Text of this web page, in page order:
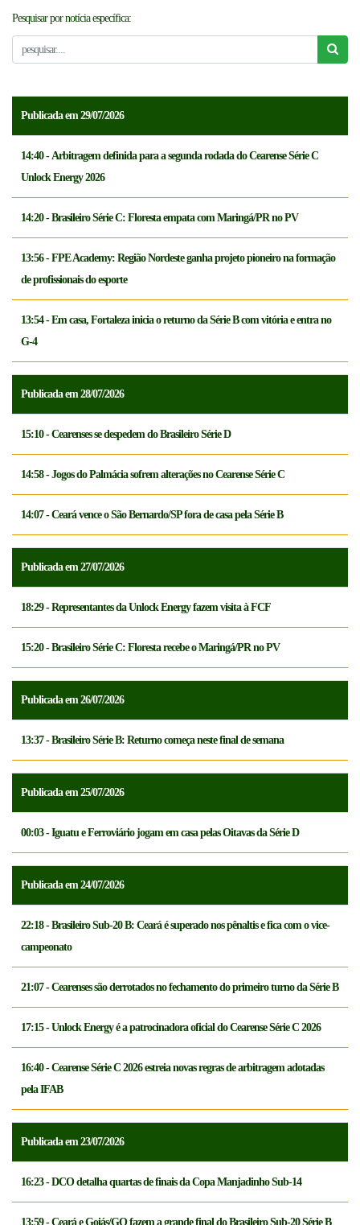
NOTICÍAS
CREDENCIAMENTO
Pesquisar por notícia específica:
Publicada em 29/07/2026
14:40 - Arbitragem definida para a segunda rodada do Cearense Série C
Unlock Energy 2026
14:20 - Brasileiro Série C: Floresta empata com Maringá/PR no PV
13:56 - FPE Academy: Região Nordeste ganha projeto pioneiro na formação
de profissionais do esporte
13:54 - Em casa, Fortaleza inicia o returno da Série B com vitória e entra no
G-4
Publicada em 28/07/2026
15:10 - Cearenses se despedem do Brasileiro Série D
14:58 - Jogos do Palmácia sofrem alterações no Cearense Série C
14:07 - Ceará vence o São Bernardo/SP fora de casa pela Série B
Publicada em 27/07/2026
18:29 - Representantes da Unlock Energy fazem visita à FCF
15:20 - Brasileiro Série C: Floresta recebe o Maringá/PR no PV
Publicada em 26/07/2026
13:37 - Brasileiro Série B: Returno começa neste final de semana
Publicada em 25/07/2026
00:03 - Iguatu e Ferroviário jogam em casa pelas Oitavas da Série D
Publicada em 24/07/2026
22:18 - Brasileiro Sub-20 B: Ceará é superado nos pênaltis e fica com o vice-
campeonato
21:07 - Cearenses são derrotados no fechamento do primeiro turno da Série B
17:15 - Unlock Energy é a patrocinadora oficial do Cearense Série C 2026
16:40 - Cearense Série C 2026 estreia novas regras de arbitragem adotadas
pela IFAB
Publicada em 23/07/2026
16:23 - DCO detalha quartas de finais da Copa Manjadinho Sub-14
13:59 - Ceará e Goiás/GO fazem a grande final do Brasileiro Sub-20 Série B